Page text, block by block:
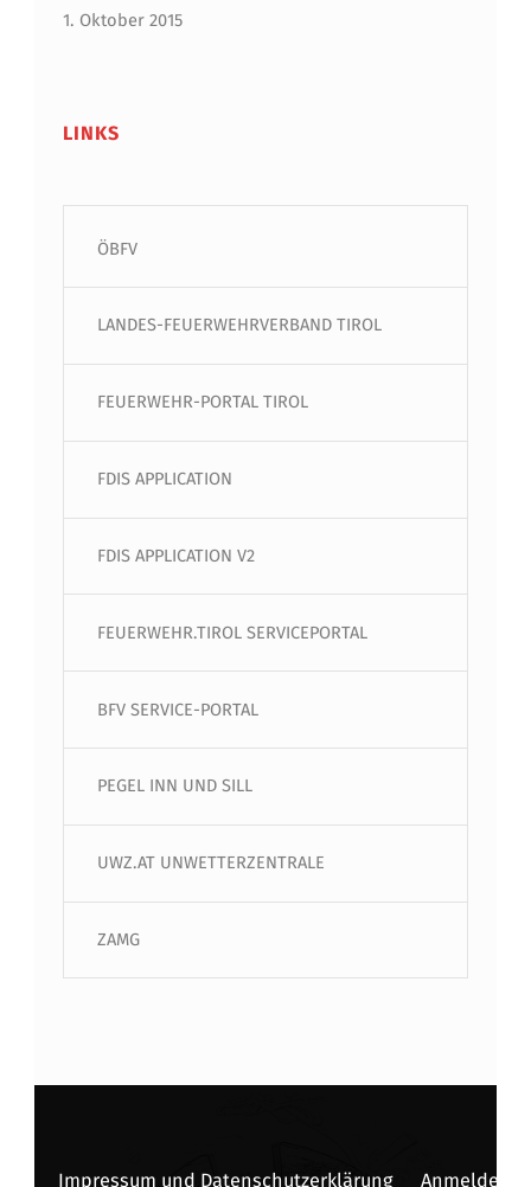
1. Oktober 2015
LINKS
ÖBFV
LANDES-FEUERWEHRVERBAND TIROL
FEUERWEHR-PORTAL TIROL
FDIS APPLICATION
FDIS APPLICATION V2
FEUERWEHR.TIROL SERVICEPORTAL
BFV SERVICE-PORTAL
PEGEL INN UND SILL
UWZ.AT UNWETTERZENTRALE
ZAMG
Impressum und Datenschutzerklärung Anmelden